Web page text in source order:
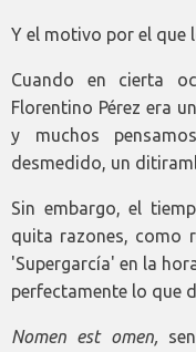
Y el motivo por el que
Cuando en cierta
Florentino Pérez era
y muchos
desmedido, un
Sin embargo, el
quita razones, como
'Supergarcía' en la
perfectamente lo que
Nomen est omen,